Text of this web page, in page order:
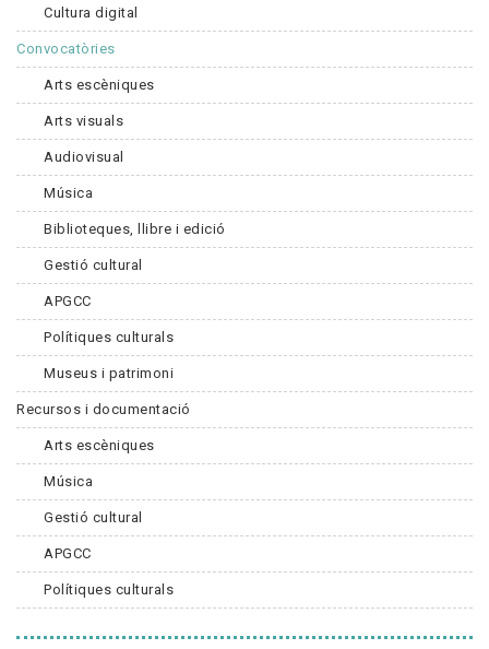
Cultura digital
Convocatòries
Arts escèniques
Arts visuals
Audiovisual
Música
Biblioteques, llibre i edició
Gestió cultural
APGCC
Polítiques culturals
Museus i patrimoni
Recursos i documentació
Arts escèniques
Música
Gestió cultural
APGCC
Polítiques culturals